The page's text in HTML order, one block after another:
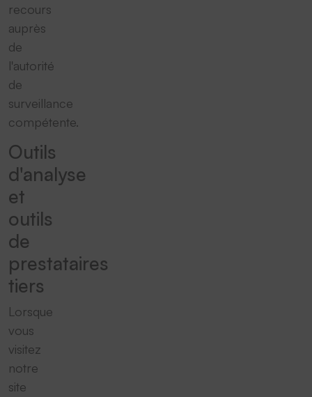
recours
auprès
de
l'autorité
de
surveillance
compétente.
Outils
d'analyse
et
outils
de
prestataires
tiers
Lorsque
vous
visitez
notre
site